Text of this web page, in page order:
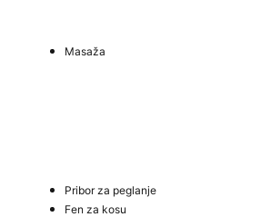
Masaža
Pribor za peglanje
Fen za kosu